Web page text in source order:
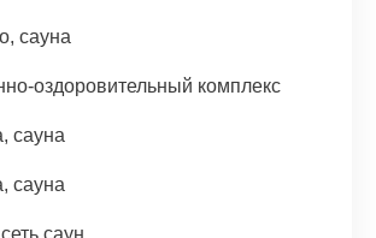
сауна
оздоровительный комплекс
сауна
сауна
саун